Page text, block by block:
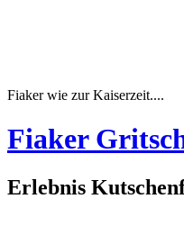
Fiaker wie zur Kaiserzeit....
Fiaker
Erlebnis